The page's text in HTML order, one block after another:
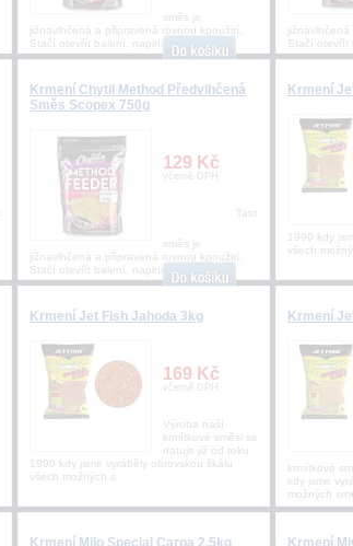
směs je
jižnavlhčená a připravená rovnou kpoužití.
Stačí otevřít balení, naplnit krmí
Stačí otevřít
Krmení Chytil Method Předvlhčená
Směs Scopex 750g
129 Kč
včetně DPH
Tato
směs je
jižnavlhčená a připravená rovnou kpoužití.
Stačí otevřít balení, naplnit krmítko
Krmení
1990 kdy
všech
Krmení Jet Fish Jahoda 3kg
169 Kč
včetně DPH
Výroba naší
krmítkové směsi se
datuje již od roku
1990 kdy jsme vyráběly obrovskou škálu
všech možných s
Krmení
krmítkové
kdy jsme
možných
Krmení Milo Special Carpa 2,5kg Krmení